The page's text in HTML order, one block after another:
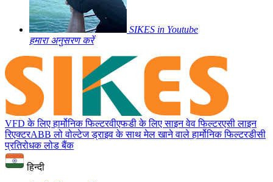
SIKES in Youtube
हमारा अनुसरण करें
VFD के लिए हार्मोनिक फिल्टरवीएफडी के लिए साइन वेव फिल्टरएसी लाइन
रिएक्टरABB लो वोल्टेज ड्राइव के साथ मेल खाने वाले हार्मोनिक फिल्टरडीसी
प्रतिरोधक लोड बैंक
हिन्दी